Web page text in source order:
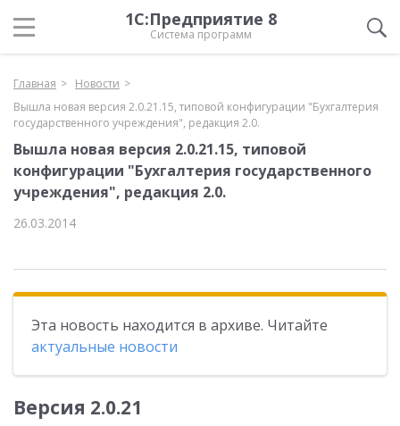
1С:Предприятие 8
Система программ
Главная
Новости
Вышла новая версия 2.0.21.15, типовой конфигурации "Бухгалтерия
государственного учреждения", редакция 2.0.
Вышла новая версия 2.0.21.15, типовой
конфигурации "Бухгалтерия государственного
учреждения", редакция 2.0.
26.03.2014
Эта новость находится в архиве. Читайте
актуальные новости
Версия 2.0.21